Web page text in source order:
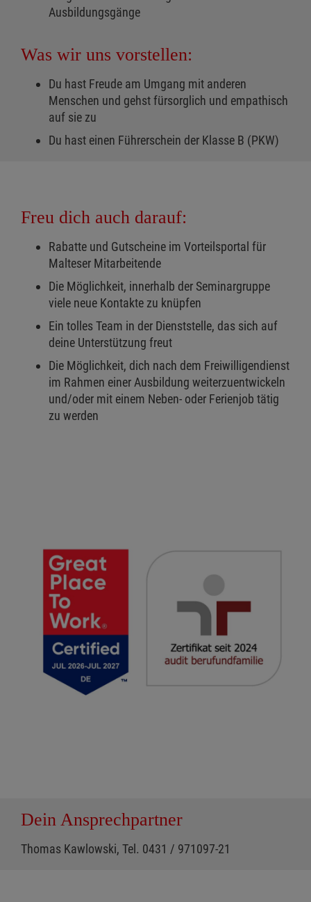
Ausbildungsgänge
Was wir uns vorstellen:
Du hast Freude am Umgang mit anderen
Menschen und gehst fürsorglich und empathisch
auf sie zu
Du hast einen Führerschein der Klasse B (PKW)
Freu dich auch darauf:
Rabatte und Gutscheine im Vorteilsportal für
Malteser Mitarbeitende
Die Möglichkeit, innerhalb der Seminargruppe
viele neue Kontakte zu knüpfen
Ein tolles Team in der Dienststelle, das sich auf
deine Unterstützung freut
Die Möglichkeit, dich nach dem Freiwilligendienst
im Rahmen einer Ausbildung weiterzuentwickeln
und/oder mit einem Neben- oder Ferienjob tätig
zu werden
Dein Ansprechpartner
Thomas Kawlowski, Tel. 0431 / 971097-21